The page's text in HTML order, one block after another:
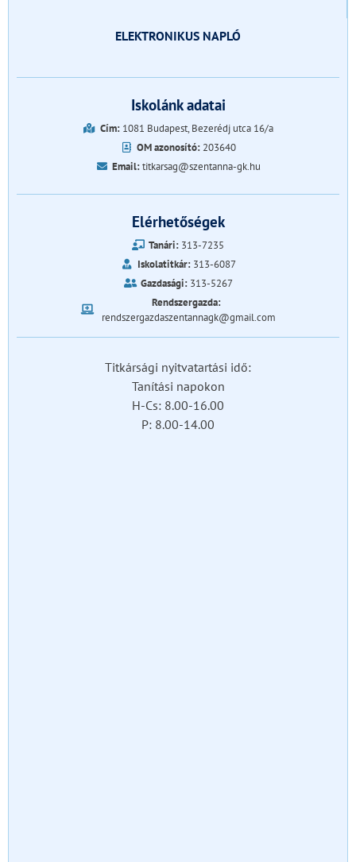
ELEKTRONIKUS NAPLÓ
Iskolánk adatai
Cím:1081 Budapest, Bezerédj utca 16/a
OM azonosító: 203640
Email:titkarsag@szentanna-gk.hu
Elérhetőségek
Tanári: 313-7235
Iskolatitkár:313-6087
Gazdasági:313-5267
Rendszergazda:
rendszergazdaszentannagk@gmail.com
Titkársági nyitvatartási idő:
Tanítási napokon
H-Cs: 8.00-16.00
P: 8.00-14.00